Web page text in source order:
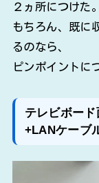
２ヵ所につけた。
もちろん、既に
るのなら、
ピンポイントに
テレビボー
+LANケーブ